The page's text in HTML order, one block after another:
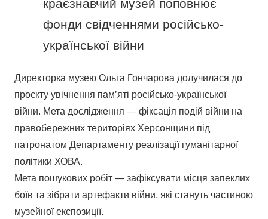
краєзнавчий музей поповнює
фонди свідченнями російсько-
української війни
Директорка музею Ольга Гончарова долучилася до
проєкту увічнення памʼяті російсько-української
війни. Мета дослідження — фіксація подій війни на
правобережних територіях Херсонщини під
патронатом Департаменту реалізації гуманітарної
політики ХОВА.
Мета пошукових робіт — зафіксувати місця запеклих
боїв та зібрати артефакти війни, які стануть частиною
музейної експозиції.